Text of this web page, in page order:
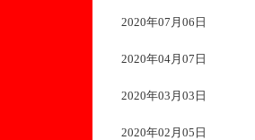
2020年07月06日
2020年04月07日
2020年03月03日
2020年02月05日